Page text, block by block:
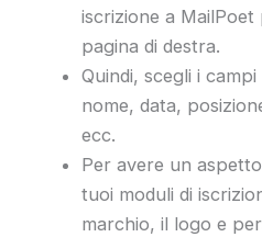
iscrizione a
pagina di destra.
Quindi, scegli i
nome, data,
ecc.
Per avere un
tuoi moduli di
marchio, il logo e